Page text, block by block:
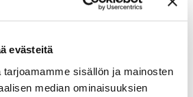
evästeitä
sisällön ja mainosten
median ominaisuuksien